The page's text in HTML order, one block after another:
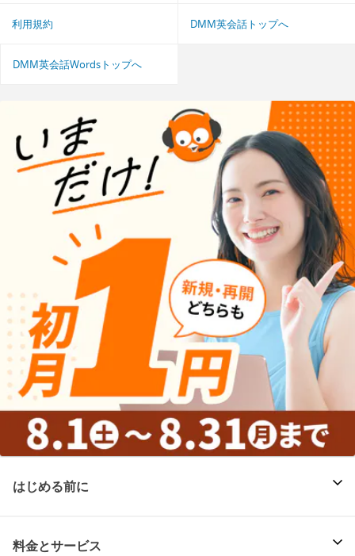
利用規約 DMM英会話トップへ
DMM英会話Wordsトップへ
はじめる前に
料金とサービス